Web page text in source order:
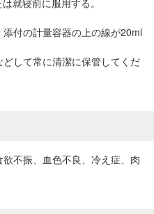
就寝前に服用する。
付の計量容器の上の線が20ml
して常に清潔に保管してくだ
不振、血色不良、冷え症、肉